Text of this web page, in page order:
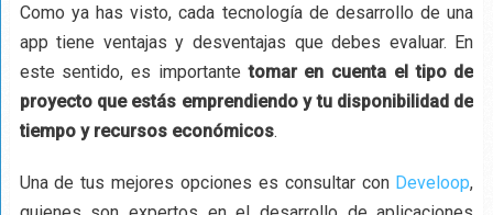
Como ya has visto, cada tecnología de desarrollo de una
app tiene ventajas y desventajas que debes evaluar. En
este sentido, es importantetomar en cuenta el tipo de
proyecto que estás emprendiendo y tu disponibilidad de
tiempo y recursos económicos.
Una de tus mejores opciones es consultar con Develoop,